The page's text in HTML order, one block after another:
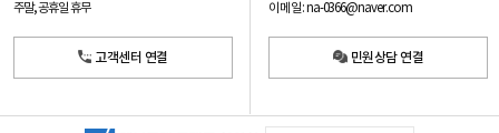
주말, 공휴일 휴무
고객센터 연결
이메일: na-0366@naver.com
민원상담 연결